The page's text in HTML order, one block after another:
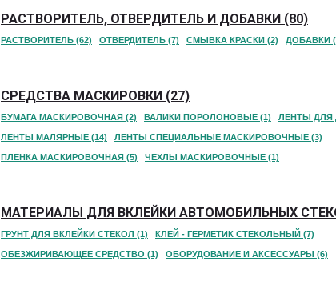
РАСТВОРИТЕЛЬ, ОТВЕРДИТЕЛЬ И ДОБАВКИ (80)
РАСТВОРИТЕЛЬ (62) ОТВЕРДИТЕЛЬ (7) СМЫВКА КРАСКИ (2) ДОБАВКИ
СРЕДСТВА МАСКИРОВКИ (27)
БУМАГА МАСКИРОВОЧНАЯ (2) ВАЛИКИ ПОРОЛОНОВЫЕ (1) ЛЕНТЫ ДЛЯ
ЛЕНТЫ МАЛЯРНЫЕ (14) ЛЕНТЫ СПЕЦИАЛЬНЫЕ МАСКИРОВОЧНЫЕ (3)
ПЛЕНКА МАСКИРОВОЧНАЯ (5) ЧЕХЛЫ МАСКИРОВОЧНЫЕ (1)
МАТЕРИАЛЫ ДЛЯ ВКЛЕЙКИ АВТОМОБИЛЬНЫХ
ГРУНТ ДЛЯ ВКЛЕЙКИ СТЕКОЛ (1) КЛЕЙ - ГЕРМЕТИК СТЕКОЛЬНЫЙ (7)
ОБЕЗЖИРИВАЮЩЕЕ СРЕДСТВО (1) ОБОРУДОВАНИЕ И АКСЕССУАРЫ (6)